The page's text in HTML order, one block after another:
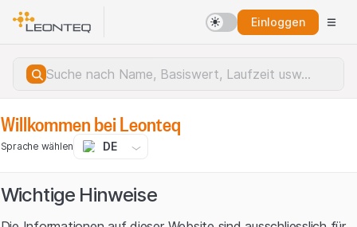
Einloggen
Willkommen bei Leonteq
Sprache wählen DE
Wichtige Hinweise